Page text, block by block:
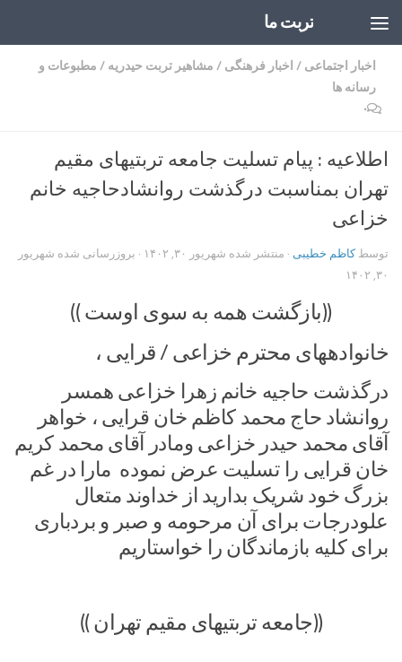
تربت ما
اخبار اجتماعی / اخبار فرهنگی / مشاهیر تربت حیدریه / مطبوعات و
رسانه ها
۰
اطلاعیه : پیام تسلیت جامعه تربتیهای مقیم
تهران بمناسبت درگذشت روانشادحاجیه خانم
خزاعی
توسطکاظم خطیبی · منتشر شده شهریور ۳۰, ۱۴۰۲ · بروزرسانی شده شهریور
۳۰, ۱۴۰۲
((بازگشت همه به سوی اوست ))
خانوادههای محترم خزاعی / قرایی ،
درگذشت حاجیه خانم زهرا خزاعی همسر
روانشاد حاج محمد کاظم خان قرایی ، خواهر
آقای محمد حیدر خزاعی ومادر آقای محمد کریم
خان قرایی را تسلیت عرض نموده مارا در غم
بزرگ خود شریک بدارید از خداوند متعال
علودرجات برای آن مرحومه و صبر و بردباری
برای کلیه بازماندگان را خواستاریم
((جامعه تربتیهای مقیم تهران ))